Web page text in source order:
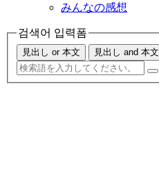
みんなの感想
검색어 입력폼
見出し or 本文 見出し and 本文